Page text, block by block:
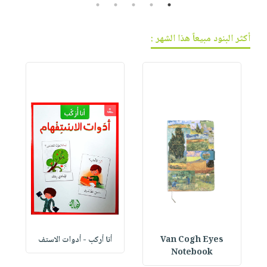
1
2
3
4
5
أكثر البنود مبيعاً هذا الشهر :
Van Cogh Eyes
Notebook
أنا أركب - أدوات الاستف